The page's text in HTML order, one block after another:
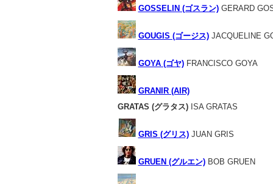
GOSSELIN (ゴスラン)GERARD
GOUGIS (ゴージス)JACQUELINE
GOYA (ゴヤ)FRANCISCO GOYA
GRANIR (AIR)
GRATAS (グラタス)ISA GRATAS
GRIS (グリス)JUAN GRIS
GRUEN (グルエン)BOB GRUEN